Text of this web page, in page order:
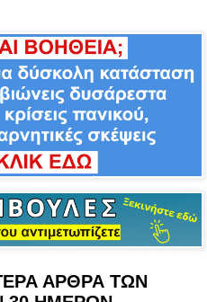
ΑΡΘΡΑ ΤΩΝ